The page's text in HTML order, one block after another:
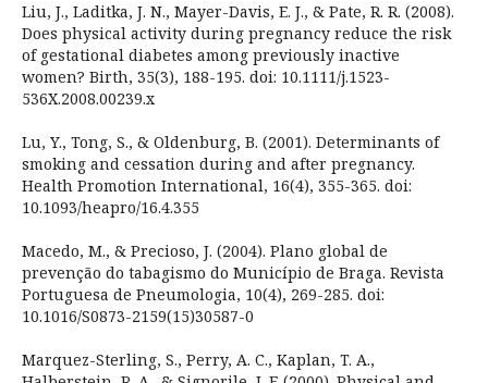
Liu, J., Laditka, J. N., Mayer-Davis, E. J., & Pate, R. R. (2008).
Does physical activity during pregnancy reduce the risk
of gestational diabetes among previously inactive
women? Birth, 35(3), 188-195. doi: 10.1111/j.1523-
536X.2008.00239.x
Lu, Y., Tong, S., & Oldenburg, B. (2001). Determinants of
smoking and cessation during and after pregnancy.
Health Promotion International, 16(4), 355-365. doi:
10.1093/heapro/16.4.355
Macedo, M., & Precioso, J. (2004). Plano global de
prevenção do tabagismo do Município de Braga. Revista
Portuguesa de Pneumologia, 10(4), 269-285. doi:
10.1016/S0873-2159(15)30587-0
Marquez-Sterling, S., Perry, A. C., Kaplan, T. A.,